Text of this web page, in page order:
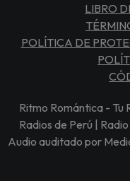
LIBRO
POLÍTICA DE
Ritmo Romántica - Tu
Radios de Perú |
Audio auditado por